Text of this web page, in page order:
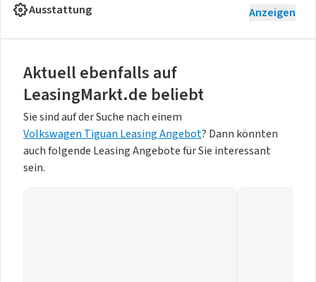
Ausstattung Anzeigen
Aktuell ebenfalls auf
LeasingMarkt.de beliebt
Sie sind auf der Suche nach einem
Volkswagen Tiguan Leasing Angebot? Dann könnten
auch folgende Leasing Angebote für Sie interessant
sein.